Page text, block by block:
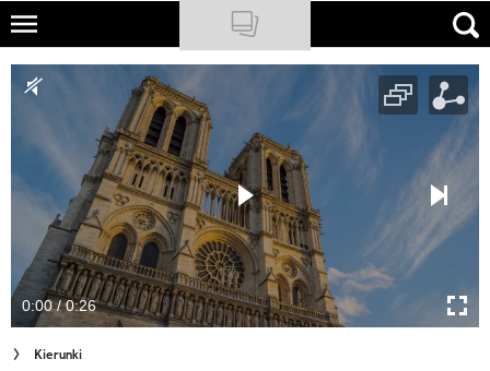
Skip
main
NATIONAL GEOGRAPHIC
PODCASTY
Sklep
Newsletter
Cuda Polski
Wielki Konkurs Fotograficzny
0:00 / 0:26
Kierunki